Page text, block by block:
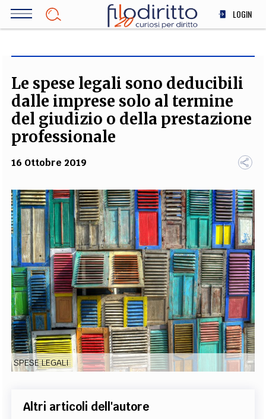
Salta
LOGIN
SOCIETÀ
MEDICINA
SCIENZA
STORIA E FILOSOFIA
TEAM
FILODIRITTO REDAZIONE COMITATO SCIENTIFICO AUTORI
CURATORI
FOTOGRAFI PARTNER COLLABORA CON NOI
EXTRA
CODICI RUBRICHE LIBRI PROCEEDINGS PUBBLICITÀ CONTATTI
SOCIAL MEDIA
Le spese legali sono deducibili
dalle imprese solo al termine
del giudizio o della prestazione
professionale
16 Ottobre 2019
SPESE LEGALI
Altri articoli dell'autore